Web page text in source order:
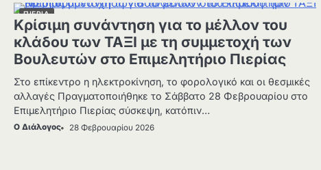
ΠΙΕΡΙΑ
Κρίσιμη συνάντηση για το μέλλον του
κλάδου των ΤΑΞΙ με τη συμμετοχή των
Βουλευτών στο Επιμελητήριο Πιερίας
Στο επίκεντρο η ηλεκτροκίνηση, το φορολογικό και οι θεσμικές
αλλαγές Πραγματοποιήθηκε το Σάββατο 28 Φεβρουαρίου στο
Επιμελητήριο Πιερίας σύσκεψη, κατόπιν…
Ο Διάλογος 28 Φεβρουαρίου 2026